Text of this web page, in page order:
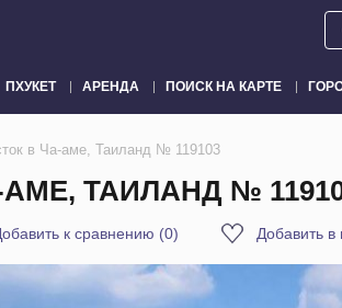
ПХУКЕТ АРЕНДА ПОИСК НА КАРТЕ
в Ча-аме, Таиланд № 119103
ТАИЛАНД №
к сравнению (0) Добавить в